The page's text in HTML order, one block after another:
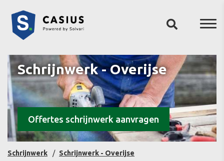
Schrijnwerk - Overijse
Offertes schrijnwerk aanvragen
Schrijnwerk Schrijnwerk - Overijse